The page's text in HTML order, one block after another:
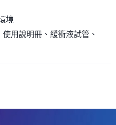
境
用說明冊、緩衝液試管、